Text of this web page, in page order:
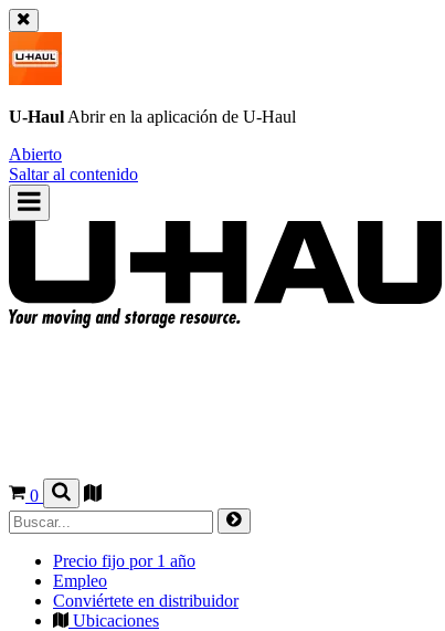
U-Haul Abrir en la aplicación de U-Haul
Abierto
Saltar al contenido
0
Precio fijo por 1 año
Empleo
Conviértete en distribuidor
Ubicaciones